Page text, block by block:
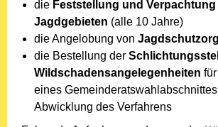
die Feststellung und Verpachtung
Jagdgebieten (alle 10 Jahre)
die Angelobung von
die Bestellung der
Wildschadensangelegenheiten
eines
Abwicklung des Verfahrens